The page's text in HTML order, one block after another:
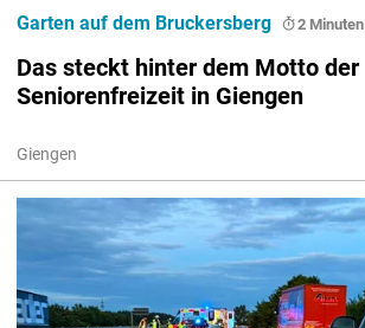
Das steckt hinter dem Motto der
Seniorenfreizeit in Giengen
Giengen
Garten auf dem Bruckersberg 2 Minuten